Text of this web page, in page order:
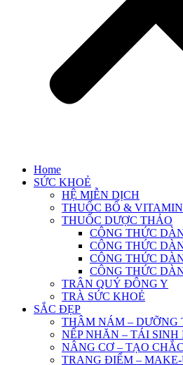
Home
SỨC KHOẺ
HỆ MIỄN DỊCH
THUỐC BỔ & VITAMIN
THUỐC DƯỢC THẢO
CÔNG THỨC
CÔNG THỨC
CÔNG THỨC
CÔNG THỨC
TRÂN QUÝ ĐÔNG Y
TRÀ SỨC KHOẺ
SẮC ĐẸP
THÂM NÁM – DƯỠNG
NẾP NHĂN – TÁI SINH
NÂNG CƠ – TẠO
TRANG ĐIỂM – MAKE-